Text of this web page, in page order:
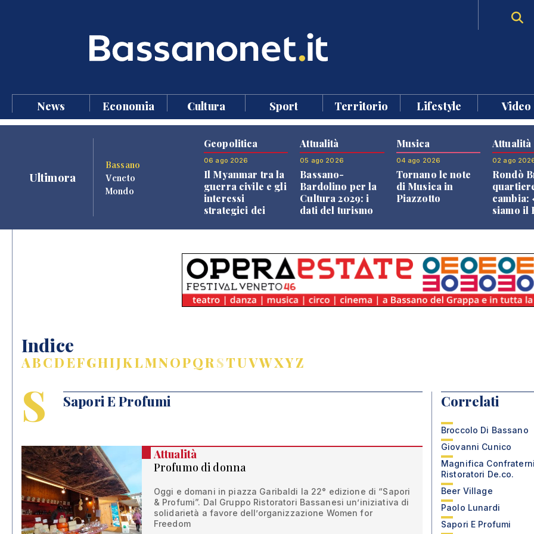
News Economia Cultura Sport Territorio Lifestyle Video
Ultimora
Bassano
Veneto
Mondo
Geopolitica
06 ago 2026
Il Myanmar tra la
guerra civile e gli
interessi
strategici dei
Attualità
05 ago 2026
Bassano-
Bardolino per la
Cultura 2029: i
dati del turismo
Musica
04 ago 2026
Tornano le note
di Musica in
Piazzotto
Attualità
02 ago
Rondò
cambia:
siamo il
Indice
ABCDEFGHIJKLMNOPQRSTUVWXYZ
S Sapori E Profumi
Attualità
Profumo di donna
Oggi e domani in piazza Garibaldi la 22° edizione di “Sapori
& Profumi”. Dal Gruppo Ristoratori Bassanesi un’iniziativa di
solidarietà a favore dell’organizzazione Women for
Freedom
Correlati
Broccolo Di Bassano
Giovanni Cunico
Magnifica
Ristoratori De.co.
Beer Village
Paolo Lunardi
Sapori E Profumi